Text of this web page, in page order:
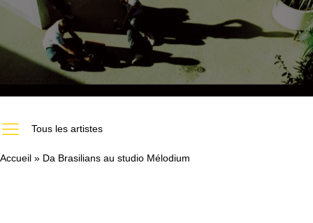
https://melodiumstudio.com/les-artistes-du-studio-melodium-paris/
Tous les artistes
Accueil » Da Brasilians au studio Mélodium